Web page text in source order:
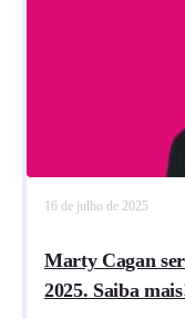
16 de julho de 2025
Marty Cagan
2025. Saiba